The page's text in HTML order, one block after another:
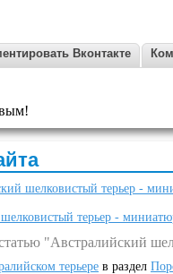
Вконтакте
шелковистый терьер -
терьер -
"Австралийский
терьере в раздел